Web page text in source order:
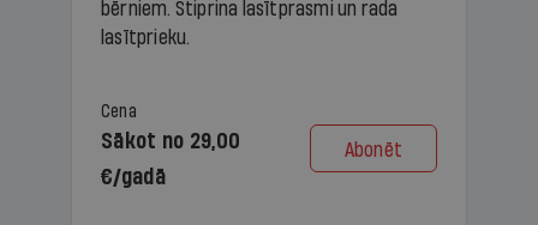
bērniem. Stiprina lasītprasmi un rada
lasītprieku.
Cena
Sākot no 29,00
€/gadā
Abonēt